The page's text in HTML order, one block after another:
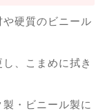
硬質のビニール
、こまめに拭き
・ビニール製に